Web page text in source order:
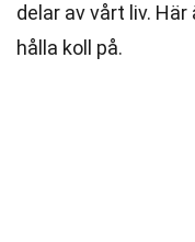
delar av vårt liv.
hålla koll på.